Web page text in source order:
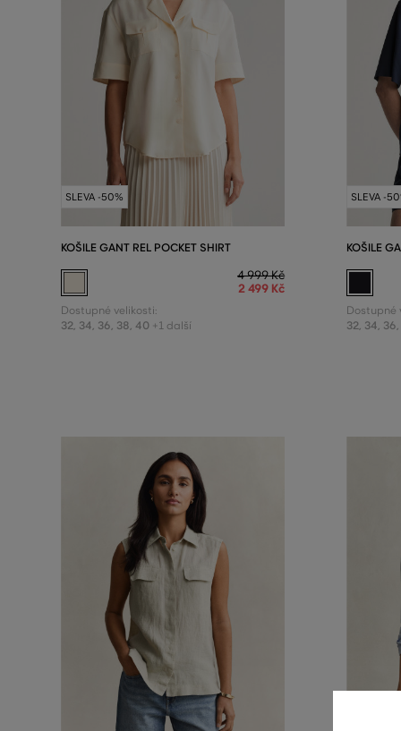
SLEVA -50%
KOŠILE GANT REL POCKET SHIRT
4 999 Kč
2 499 Kč
Dostupné velikosti:
32, 34, 36, 38, 40 +1 další
SLEVA -
KOŠILE
Dostupné
32, 34, 36,